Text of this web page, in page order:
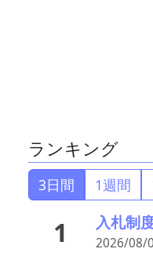
ランキング
3日間 1週間
1 2026/08/